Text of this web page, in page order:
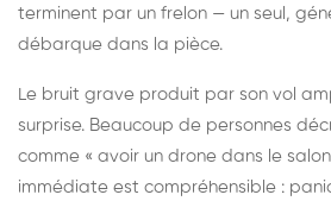
terminent par un frelon — un seul,
débarque dans la pièce.
Le bruit grave produit par son vol
surprise. Beaucoup de personnes
comme « avoir un drone dans le
immédiate est compréhensible :